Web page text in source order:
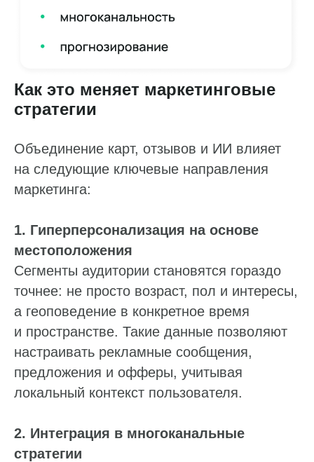
Как это меняет маркетинговые
стратегии
Объединение карт, отзывов и ИИ влияет
на следующие ключевые направления
маркетинга:
1. Гиперперсонализация на основе
местоположения
Сегменты аудитории становятся гораздо
точнее: не просто возраст, пол и интересы,
а геоповедение в конкретное время
и пространстве. Такие данные позволяют
настраивать рекламные сообщения,
предложения и офферы, учитывая
локальный контекст пользователя.
2. Интеграция в многоканальные
стратегии